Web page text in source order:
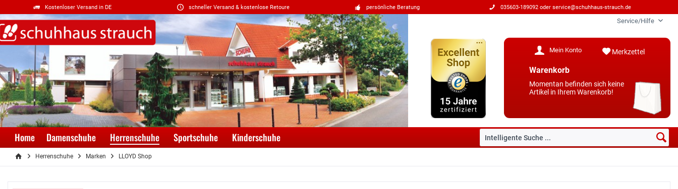
Kostenloser Versand in DE schneller Versand & kostenlose Retoure persönliche Beratung 035603-189092 oder service@schuhhaus-strauch.de
Service/Hilfe
Merkzettel
Mein Konto
Warenkorb
Momentan befinden sich keine
Artikel in Ihrem Warenkorb!
Home Damenschuhe Herrenschuhe Sportschuhe Kinderschuhe
Herrenschuhe Marken LLOYD Shop